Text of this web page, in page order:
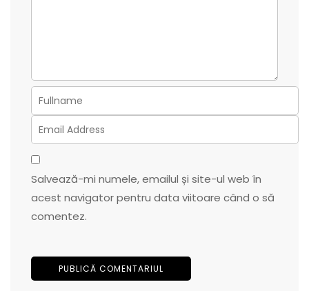
Salvează-mi numele, emailul și site-ul web în
acest navigator pentru data viitoare când o să
comentez.